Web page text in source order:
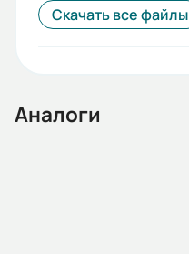
Скачать все файлы
Аналоги